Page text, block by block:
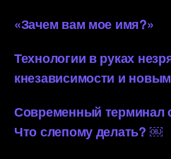
«Зачем вам мое имя?»
Технологии в руках
кнезависимости и
Современный терминал
Что слепому делать? ￼